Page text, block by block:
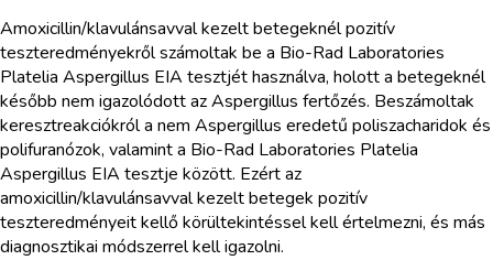
Amoxicillin/klavulánsavval kezelt betegeknél pozitív
teszteredményekről számoltak be a Bio-Rad Laboratories
Platelia Aspergillus EIA tesztjét használva, holott a betegeknél
később nem igazolódott az Aspergillus fertőzés. Beszámoltak
keresztreakciókról a nem Aspergillus eredetű poliszacharidok és
polifuranózok, valamint a Bio-Rad Laboratories Platelia
Aspergillus EIA tesztje között. Ezért az
amoxicillin/klavulánsavval kezelt betegek pozitív
teszteredményeit kellő körültekintéssel kell értelmezni, és más
diagnosztikai módszerrel kell igazolni.